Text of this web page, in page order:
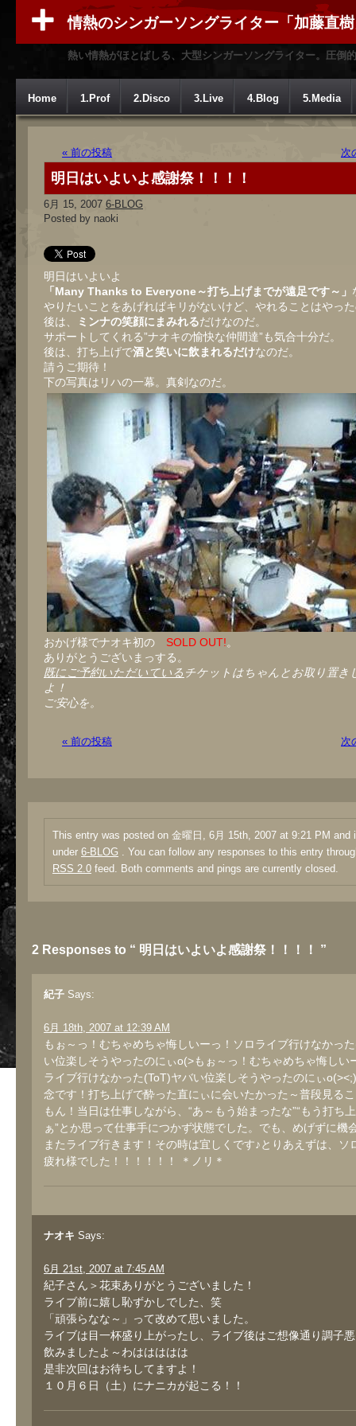
情熱のシンガーソングライター「加藤直
熱い情熱がほとばしる、大型シンガーソングライター。圧倒
Home 1.Prof 2.Disco 3.Live 4.Blog 5.Media
« 前の投稿 次
明日はいよいよ感謝祭！！！！
6月 15, 2007 6-BLOG
Posted by naoki
明日はいよいよ
「Many Thanks to Everyone～打ち上げまでが遠足です～」
やりたいことをあげればキリがないけど、やれることはやっ
後は、
ミンナの笑顔にまみれるだけなのだ。
サポートしてくれる”ナオキの愉快な仲間達”も気合十分だ。
後は、打ち上げで酒と笑いに飲まれるだけなのだ。
請うご期待！
下の写真はリハの一幕。真剣なのだ。
おかげ様でナオキ初の SOLD OUT!。
ありがとうございまっする。
既にご予約いただいている チケットはちゃんとお取り置き
よ！
ご安心を。
« 前の投稿 次
This entry was posted on 金曜日, 6月 15th, 2007 at 9:21 PM and
under 6-BLOG . You can follow any responses to this entry
RSS 2.0 feed. Both comments and pings are currently closed.
2 Responses to “ 明日はいよいよ感謝祭！！！！ ”
紀子 Says:
6月 18th, 2007 at 12:39 AM
もぉ～っ！むちゃめちゃ悔しいーっ！ソロライブ行けなかっ
い位楽しそうやったのにぃo(>もぉ～っ！むちゃめちゃ悔しい
ライブ行けなかった(ToT)ヤバい位楽しそうやったのにぃ
念です！打ち上げで酔った直にぃに会いたかった～普段見る
もん！当日は仕事しながら、“あ～もう始まったな”“もう打ち
ぁ”とか思って仕事手につかず状態でした。でも、めげずに機
またライブ行きます！その時は宜しくです♪とりあえずは、ソ
疲れ様でした！！！！！！ ＊ノリ＊
ナオキ Says:
6月 21st, 2007 at 7:45 AM
紀子さん＞花束ありがとうございました！
ライブ前に嬉し恥ずかしでした、笑
「頑張らなな～」って改めて思いました。
ライブは目一杯盛り上がったし、ライブ後はご想像通り調子
飲みましたよ～わははははは
是非次回はお待ちしてますよ！
１０月６日（土）にナニカが起こる！！